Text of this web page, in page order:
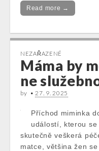
Read more →
NEZAŘAZENÉ
Máma by
ne
by •27. 9. 2025
Příchod miminka
událostí, kterou
skutečně veškerá
matce, většina žen